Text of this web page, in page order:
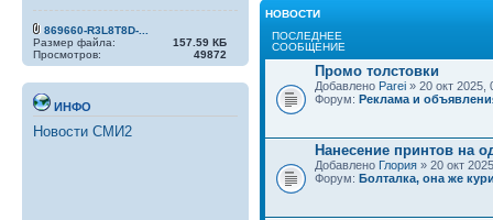
869660-R3L8T8D-...
Размер файла:
157.59 КБ
Просмотров:
49872
ИНФО
Новости СМИ2
НОВОСТИ
ПОСЛЕДНЕЕ
СООБЩЕНИЕ
Промо толстовки
Добавлено Parei » 20 окт 2025,
Форум: Реклама и
Нанесение принтов на
Добавлено Глория » 20 окт
Форум: Болталка, она же